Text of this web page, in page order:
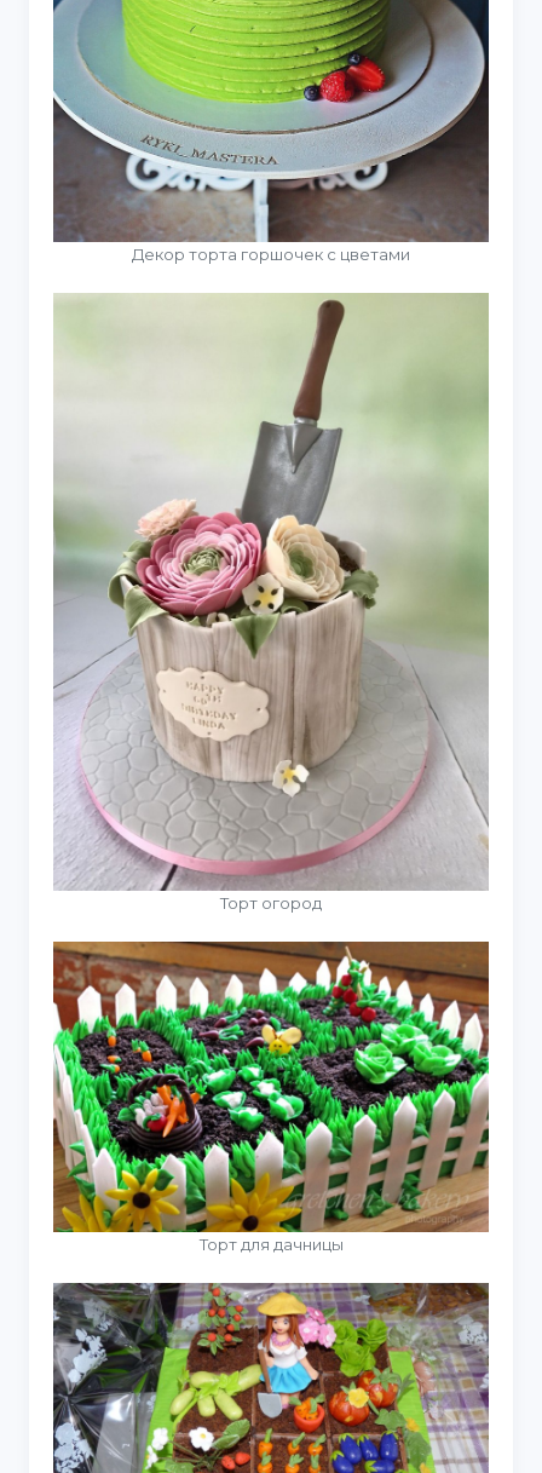
Декор торта горшочек с цветами
Торт огород
Торт для дачницы